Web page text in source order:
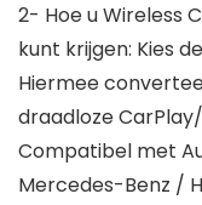
2- Hoe u Wireless
kunt krijgen: Kies
Hiermee
draadloze
Compatibel met
Mercedes-Benz /